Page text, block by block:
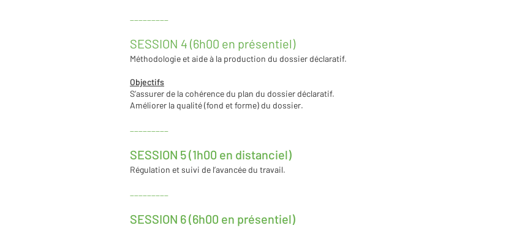
SESSION 4 (6h00 en présentiel)
Méthodologie et aide à la production du dossier déclaratif.
Objectifs
S’assurer de la cohérence du plan du dossier déclaratif.
Améliorer la qualité (fond et forme) du dossier.
SESSION 5 (1h00 en distanciel)
Régulation et suivi de l’avancée du travail.
SESSION 6 (6h00 en présentiel)